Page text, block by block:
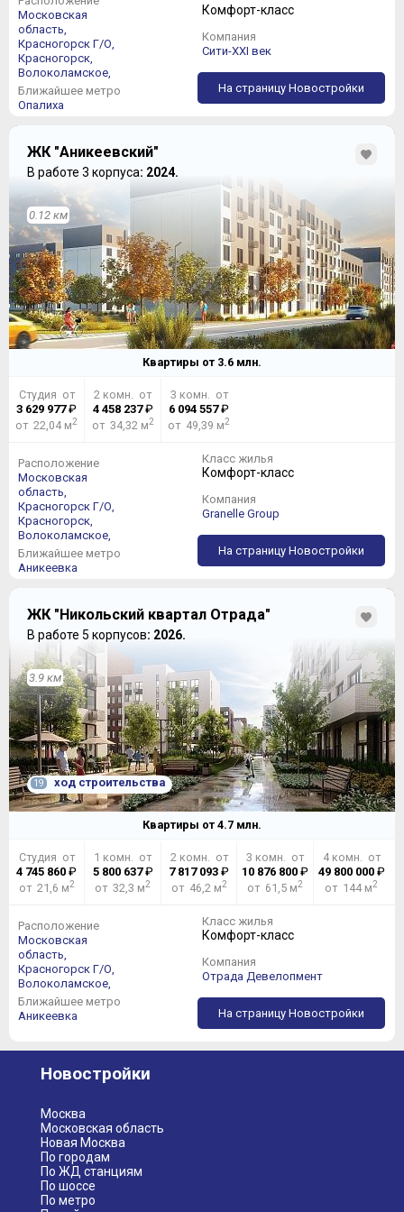
То, что делает Урбан Групп, рынок давно и с
удовольствием принял. Более того, по этому пути
потихоньку начинают следовать и другие
Застройщики, например,
ФСК Лидерсо своимЖК
«Римский». Красивая архитектура, разнообразный
ассортимент квартир, своя инфраструктура – все это
Московская
область,
Красногорск Г/О,
Красногорск,
Волоколамское,
Ближайшее метро
Опалиха
Комфорт-класс
Компания
Сити-XXI век
На страницу Новостройки
ЖК "Аникеевский"
В работе 3 корпуса: 2024.
0.12 км
Квартиры от 3.6 млн.
Студия от
3 629 977₽
от 22,04 м2
2 комн. от
4 458 237₽
от 34,32 м2
3 комн. от
6 094 557₽
от 49,39 м2
Расположение
Московская
область,
Красногорск Г/О,
Красногорск,
Волоколамское,
Ближайшее метро
Аникеевка
Класс жилья
Комфорт-класс
Компания
Granelle Group
На страницу Новостройки
ЖК "Никольский квартал Отрада"
В работе 5 корпусов: 2026.
3.9 км
19 ход строительства
Квартиры от 4.7 млн.
Студия от
4 745 860 ₽
от 21,6 м2
1 комн. от
5 800 637₽
от 32,3 м2
2 комн. от
7 817 093 ₽
от 46,2 м2
3 комн. от
10 876 800 ₽
от 61,5 м2
4 комн. от
49 800 000₽
от 144 м2
Расположение
Московская
область,
Красногорск Г/О,
Волоколамское,
Ближайшее метро
Аникеевка
Класс жилья
Комфорт-класс
Компания
Отрада Девелопмент
На страницу Новостройки
Новостройки
Москва
Московская область
Новая Москва
По городам
По ЖД станциям
По шоссе
По метро